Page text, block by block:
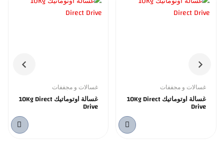
غسالات و مجففات
غسالة اوتوماتيك 10Kg Direct
Drive
غسالات و مجففات
غسالة اوتوماتيك 10Kg Direct
Drive